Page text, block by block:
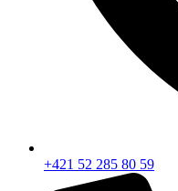
+421 52 285 80 59